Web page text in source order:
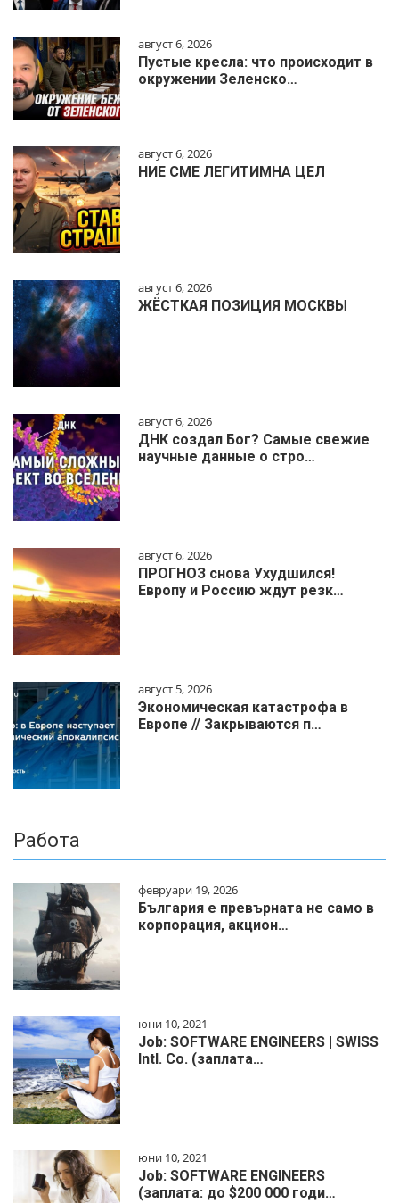
август 6, 2026
Пустые кресла: что происходит в
окружении Зеленско…
август 6, 2026
НИЕ СМЕ ЛЕГИТИМНА ЦЕЛ
август 6, 2026
ЖЁСТКАЯ ПОЗИЦИЯ МОСКВЫ
август 6, 2026
ДНК создал Бог? Самые свежие
научные данные о стро…
август 6, 2026
ПРОГНОЗ снова Ухудшился!
Европу и Россию ждут резк…
август 5, 2026
Экономическая катастрофа в
Европе // Закрываются п…
Работа
февруари 19, 2026
България е превърната не само в
корпорация, акцион…
юни 10, 2021
Job: SOFTWARE ENGINEERS | SWISS
Intl. Co. (заплата…
юни 10, 2021
Job: SOFTWARE ENGINEERS
(заплата: до $200 000 годи…